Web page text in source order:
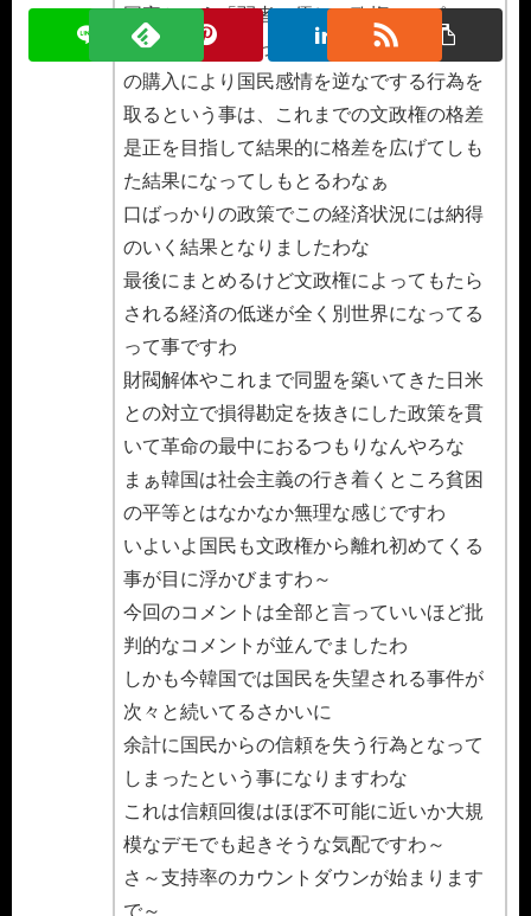
国家という「弱者に優しい政権」アピール
で支持を集めとったけど今回の土地・建物
の購入により国民感情を逆なでする行為を
取るという事は、これまでの文政権の格差
是正を目指して結果的に格差を広げてしも
た結果になってしもとるわなぁ
口ばっかりの政策でこの経済状況には納得
のいく結果となりましたわな
最後にまとめるけど文政権によってもたら
される経済の低迷が全く別世界になってる
って事ですわ
財閥解体やこれまで同盟を築いてきた日米
との対立で損得勘定を抜きにした政策を貫
いて革命の最中におるつもりなんやろな
まぁ韓国は社会主義の行き着くところ貧困
の平等とはなかなか無理な感じですわ
いよいよ国民も文政権から離れ初めてくる
事が目に浮かびますわ～
今回のコメントは全部と言っていいほど批
判的なコメントが並んでましたわ
しかも今韓国では国民を失望される事件が
次々と続いてるさかいに
余計に国民からの信頼を失う行為となって
しまったという事になりますわな
これは信頼回復はほぼ不可能に近いか大規
模なデモでも起きそうな気配ですわ～
さ～支持率のカウントダウンが始まります
で～